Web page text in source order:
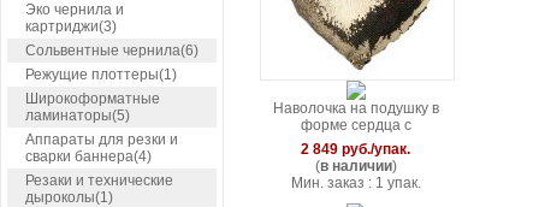
Эко чернила и
картриджи(3)
Сольвентные чернила(6)
Режущие плоттеры(1)
Широкоформатные
ламинаторы(5)
Аппараты для резки и
сварки баннера(4)
Резаки и технические
дыроколы(1)
Наволочка на подушку в
форме сердца с
декоративными пайетками,
меняющими цвет
2 849 руб./упак.
(в наличии)
Мин. заказ : 1 упак.